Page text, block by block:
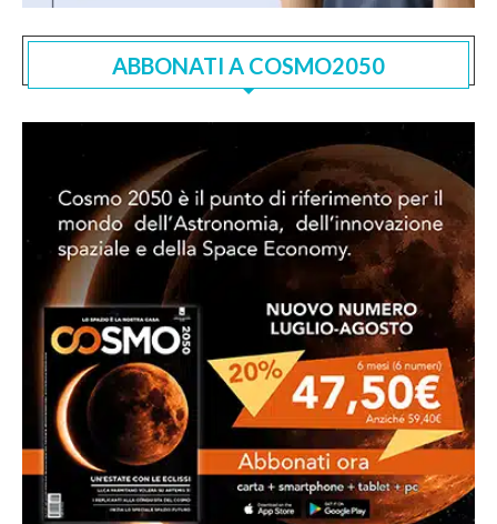
ABBONATI A COSMO2050